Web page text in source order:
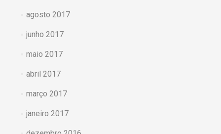
agosto 2017
junho 2017
maio 2017
abril 2017
março 2017
janeiro 2017